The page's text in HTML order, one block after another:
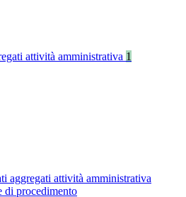
attività amministrativa 1
aggregati attività amministrativa
di procedimento